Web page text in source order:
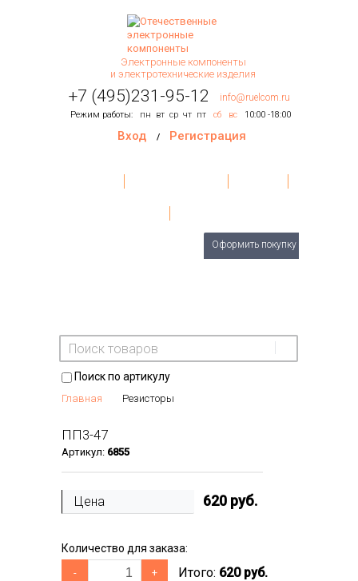
Электронные компоненты
и электротехнические изделия
+7 (495)231-95-12 info@ruelcom.ru
Режим работы: пн вт ср чт пт сб вс 10:00 -18:00
Вход / Регистрация
Оформить покупку
Поиск по артикулу
Главная Резисторы
ПП3-47
Артикул: 6855
Цена 620 руб.
Количество для заказа:
- + Итого: 620 руб.